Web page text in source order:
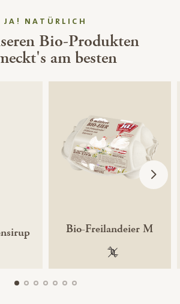
JA! NATÜRLICH
Bio-Produkten
am besten
gentechnikfrei
Bio-Freilandeier M
100 %